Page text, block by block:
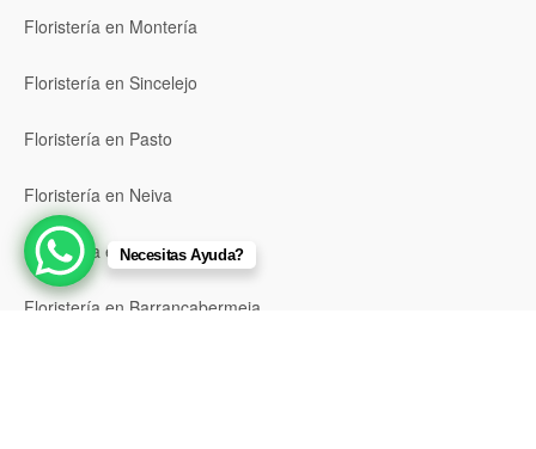
Floristería en Montería
Floristería en Sincelejo
Floristería en Pasto
Floristería en Neiva
Floristería en Popayán
Floristería en Barrancabermeja
Necesitas Ayuda?